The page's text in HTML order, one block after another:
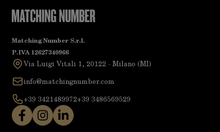
Matching Number S.r.l.
P.IVA 12627340966
Via Luigi Vitali 1, 20122 - Milano (MI)
info@matchingnumber.com
+39 3421489972+39 3486569529